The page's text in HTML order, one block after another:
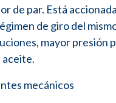
de par. Está
de giro del
mayor presión
aceite.
mecánicos